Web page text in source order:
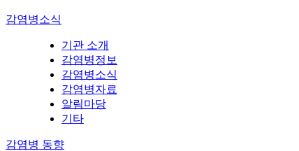
감염병소식
기관 소개
감염병정보
감염병소식
감염병자료
알림마당
기타
감염병 동향